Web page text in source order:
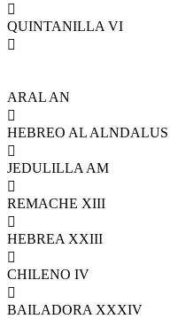

QUINTANILLA VI

ARAL AN

HEBREO AL ALNDALUS

JEDULILLA AM

REMACHE XIII

HEBREA XXIII

CHILENO IV

BAILADORA XXXIV